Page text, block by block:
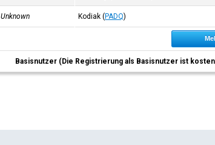
Unknown Kodiak (PADQ)
Basisnutzer (Die Registrierung als Basisnutzer ist